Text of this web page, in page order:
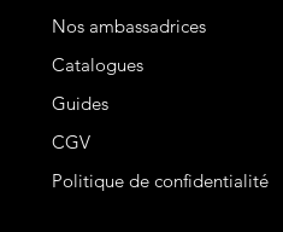
Nos ambassadrices
Catalogues
Guides
CGV
Politique de confidentialité